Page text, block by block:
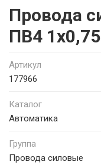
Провода
ПВ4
Артикул
177966
Каталог
Автоматика
Группа
Провода силовые